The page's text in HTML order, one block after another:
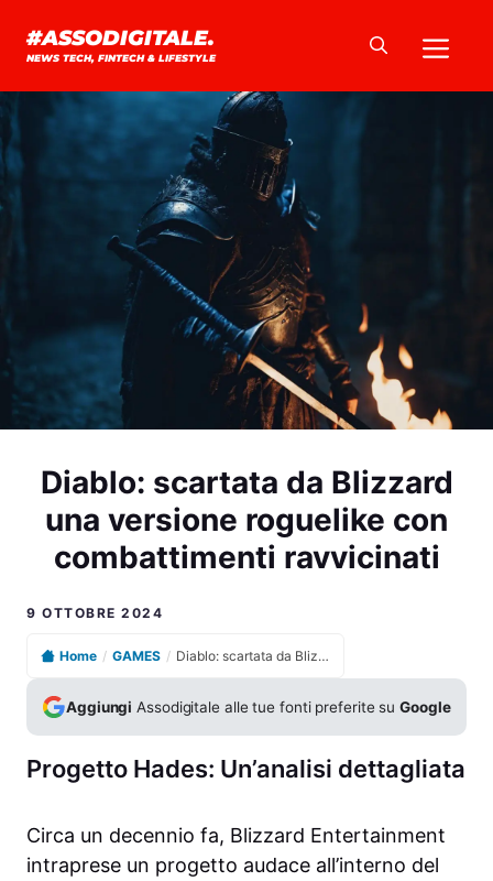
#ASSODIGITALE.
NEWS TECH, FINTECH & LIFESTYLE
Diablo: scartata da Blizzard
una versione roguelike con
combattimenti ravvicinati
9 OTTOBRE 2024
Home / GAMES / Diablo: scartata da Blizzard una versione roguelike con combattimenti ravvicinati
Aggiungi Assodigitale alle tue fonti preferite suGoogle
Progetto Hades: Un’analisi dettagliata
Circa un decennio fa, Blizzard Entertainment
intraprese un progetto audace all’interno del